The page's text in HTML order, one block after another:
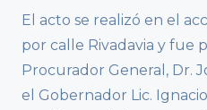
El acto se realizó en el
por calle Rivadavia y fue
Procurador General, Dr.
el Gobernador Lic.